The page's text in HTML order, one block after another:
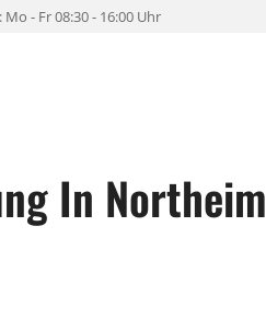
- Fr 08:30 - 16:00 Uhr
In Northeim